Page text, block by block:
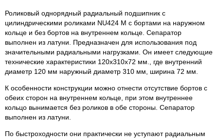
Роликовый однорядный радиальный подшипник с
цилиндрическими роликами NU424 M с бортами на наружном
кольце и без бортов на внутреннем кольце. Сепаратор
выполнен из латуни. Предназначен для использования под
значительными радиальными нагрузками. Он имеет следующие
технические характеристики 120x310x72 мм., где внутренний
диаметр 120 мм наружный диаметр 310 мм, ширина 72 мм.
К особенности конструкции можно отнести отсутствие бортов с
обеих сторон на внутреннем кольце, при этом внутреннее
кольцо вынимается без роликов в обе стороны. Сепаратор
выполнен из латуни.
По быстроходности они практически не уступают радиальным